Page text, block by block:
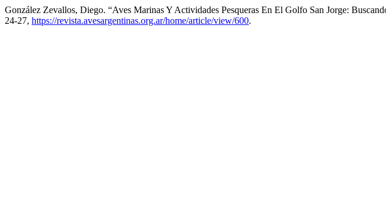
González Zevallos, Diego. “Aves Marinas Y Actividades Pesqueras En El Golfo San Jorge:
24-27, https://revista.avesargentinas.org.ar/home/article/view/600.